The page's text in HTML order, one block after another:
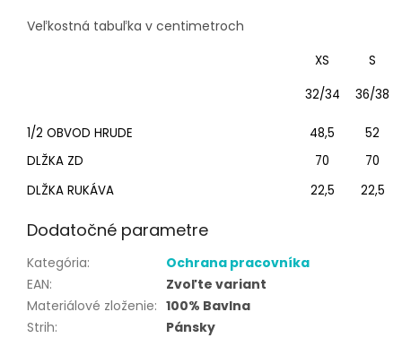
Veľkostná tabuľka v centimetroch
XS
32/34
S
36/38
1/2 OBVOD HRUDE 48,5
52
DLŽKA ZD
70
70
DLŽKA RUKÁVA
22,5 22,5
Dodatočné parametre
Kategória:
Ochrana pracovníka
EAN:
Zvoľte variant
Materiálové zloženie: 100% Bavlna
Strih: Pánsky